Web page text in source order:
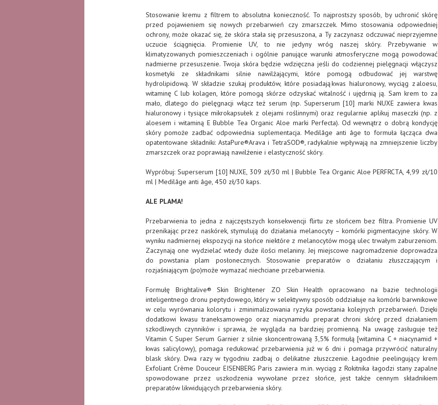
Stosowanie kremu z filtrem to absolutna konieczność. To najprostszy sposób, by uchronić skórę
przed pojawieniem się nowych przebarwień czy zmarszczek. Mimo stosowania odpowiedniej
ochrony, może okazać się, że skóra stała się przesuszona, a Ty zaczynasz odczuwać nieprzyjemne
uczucie ściągnięcia. Promienie UV, to nie jedyny wróg naszej skóry. Przebywanie w
klimatyzowanych pomieszczeniach i ogólnie panujące warunki atmosferyczne mogą powodować
nadmierne przesuszenie. Twoja skóra będzie wdzięczna jeśli do codziennej pielęgnacji włączysz
kosmetyki ze składnikami silnie nawilżającymi, które pomogą odbudować jej warstwę
hydrolipidową. W składzie szukaj produktów, które posiadają kwas hialuronowy, wyciąg z aloesu,
witaminę C lub kolagen, które pomogą skórze odzyskać witalność i ujędrnią ją. Sam krem to za
mało, dlatego do pielęgnacji włącz też serum (np. Superserum [10] marki NUXE zawiera kwas
hialuronowy i tysiące mikrokapsułek z olejami roślinnymi) oraz regularnie aplikuj maseczki (np. z
aloesem i witaminą E Bubble Tea Organic Aloe marki Perfecta). Od wewnątrz o dobrą kondycję
skóry pomoże zadbać odpowiednia suplementacja. Medilâge anti âge to formuła łącząca dwa
opatentowane składniki: AstaPure®Arava i TetraSOD®, radykalnie wpływają na zmniejszenie liczby
zmarszczek oraz poprawiają nawilżenie i elastyczność skóry.
Wypróbuj: Superserum [10] NUXE, 309 zł/30 ml | Bubble Tea Organic Aloe PERFRCTA, 4,99 zł/10
ml | Medilâge anti âge, 450 zł/30 kaps.
ALE PLAMA!
Przebarwienia to jedna z najczęstszych konsekwencji flirtu ze słońcem bez filtra. Promienie UV
przenikając przez naskórek, stymulują do działania melanocyty – komórki pigmentacyjne skóry. W
wyniku nadmiernej ekspozycji na słońce niektóre z melanocytów mogą ulec trwałym zaburzeniom.
Zaczynają one wydzielać wtedy duże ilości melaniny. Jej miejscowe nagromadzenie doprowadza
do powstania plam posłonecznych. Stosowanie preparatów o działaniu złuszczającym i
rozjaśniającym (po)może wymazać niechciane przebarwienia.
Formułę Brightalive® Skin Brightener ZO Skin Health opracowano na bazie technologii
inteligentnego dronu peptydowego, który w selektywny sposób oddziałuje na komórki barwnikowe
w celu wyrównania kolorytu i zminimalizowania ryzyka powstania kolejnych przebarwień. Dzięki
dodatkowi kwasu traneksamowego oraz niacynamidu preparat chroni skórę przed działaniem
szkodliwych czynników i sprawia, że wygląda na bardziej promienną. Na uwagę zasługuje też
Vitamin C Super Serum Garnier z silnie skoncentrowaną 3,5% formułą [witamina C + niacynamid +
kwas salicylowy), pomaga redukować przebarwienia już w 6 dni i pomaga przywrócić naturalny
blask skóry. Dwa razy w tygodniu zadbaj o delikatne złuszczenie. Łagodnie peelingujący krem
Exfoliant Crème Douceur EISENBERG Paris zawiera m.in. wyciąg z Rokitnika łagodzi stany zapalne
spowodowane przez uszkodzenia wywołane przez słońce, jest także cennym składnikiem
preparatów likwidujących przebarwienia skóry.